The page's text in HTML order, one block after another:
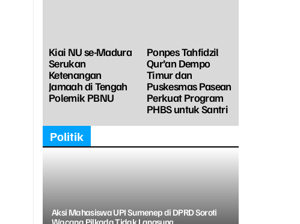
Kiai NU se-Madura
Serukan
Ketenangan
Jamaah di Tengah
Polemik PBNU
Ponpes Tahfidzil
Qur’an Dempo
Timur dan
Puskesmas Pasean
Perkuat Program
PHBS untuk Santri
Politik
Aksi Mahasiswa UPI Sumenep di DPRD Soroti
Wacana Pilkada Tidak Langsung